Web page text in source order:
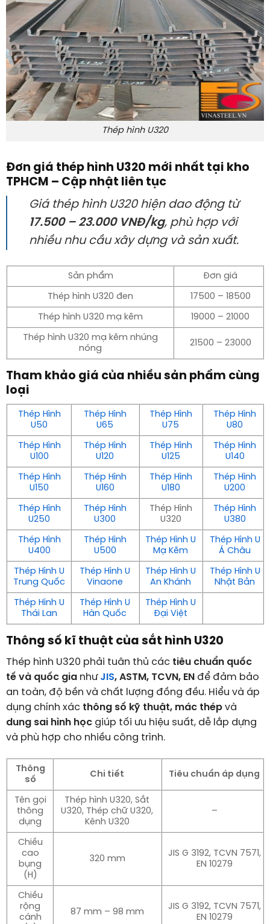
Thép hình U320
Đơn giá thép hình U320 mới nhất tại kho
TPHCM – Cập nhật liên tục
Giá thép hình U320 hiện dao động từ
17.500 – 23.000 VNĐ/kg, phù hợp với
nhiều nhu cầu xây dựng và sản xuất.
Sản phẩm Đơn giá
Thép hình U320 đen 17500 – 18500
Thép hình U320 mạ kẽm 19000 – 21000
Thép hình U320 mạ kẽm nhúng
nóng
21500 – 23000
Tham khảo giá của nhiều sản phẩm cùng
loại
Thép Hình
U50
Thép Hình
U65
Thép Hình
U75
Thép Hình
U80
Thép Hình
U100
Thép Hình
U120
Thép Hình
U125
Thép Hình
U140
Thép Hình
U150
Thép Hình
U160
Thép Hình
U180
Thép Hình
U200
Thép Hình
U250
Thép Hình
U300
Thép Hình
U320
Thép Hình
U380
Thép Hình
U400
Thép Hình
U500
Thép Hình U
Mạ Kẽm
Thép Hình U
Á Châu
Thép Hình U
Trung Quốc
Thép Hình U
Vinaone
Thép Hình U
An Khánh
Thép Hình U
Nhật Bản
Thép Hình U
Thái Lan
Thép Hình U
Hàn Quốc
Thép Hình U
Đại Việt
Thông số kĩ thuật của sắt hình U320
Thép hình U320 phải tuân thủ các tiêu chuẩn quốc
tế và quốc gianhư JIS, ASTM, TCVN, EN để đảm bảo
an toàn, độ bền và chất lượng đồng đều. Hiểu và áp
dụng chính xác thông số kỹ thuật, mác thépvà
dung sai hình họcgiúp tối ưu hiệu suất, dễ lắp dựng
và phù hợp cho nhiều công trình.
Thông
số
Chi tiết Tiêu chuẩn áp dụng
Tên gọi
thông
dụng
Thép hình U320, Sắt
U320, Thép chữ U320,
Kênh U320
–
Chiều
cao
bụng
(H)
320 mm
JIS G 3192, TCVN 7571,
EN 10279
Chiều
rộng
cánh
87 mm – 98 mm
JIS G 3192, TCVN 7571,
EN 10279